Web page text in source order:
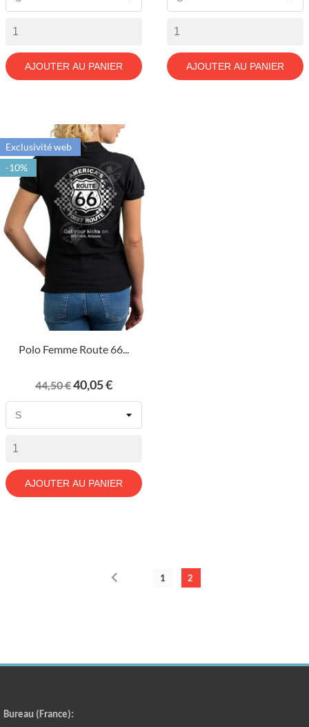
AJOUTER AU PANIER AJOUTER AU PANIER
Polo Femme Route 66...
Prix
de
44,50 €Prix
40,05 €
AJOUTER AU PANIER
Exclusivité web
-10%
 1 2
Bureau (France):